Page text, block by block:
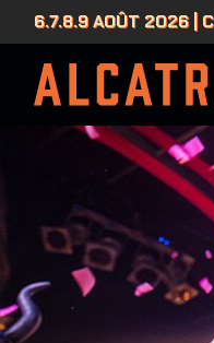
6.7.8.9 AOÛT 2026 |